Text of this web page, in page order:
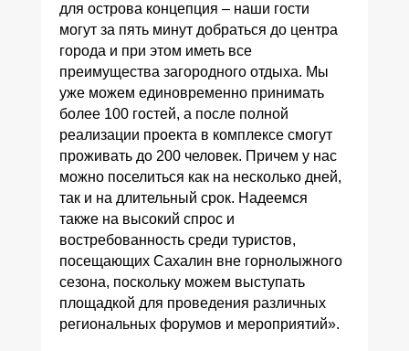
для острова концепция – наши гости
могут за пять минут добраться до центра
города и при этом иметь все
преимущества загородного отдыха. Мы
уже можем единовременно принимать
более 100 гостей, а после полной
реализации проекта в комплексе смогут
проживать до 200 человек. Причем у нас
можно поселиться как на несколько дней,
так и на длительный срок. Надеемся
также на высокий спрос и
востребованность среди туристов,
посещающих Сахалин вне горнолыжного
сезона, поскольку можем выступать
площадкой для проведения различных
региональных форумов и мероприятий».